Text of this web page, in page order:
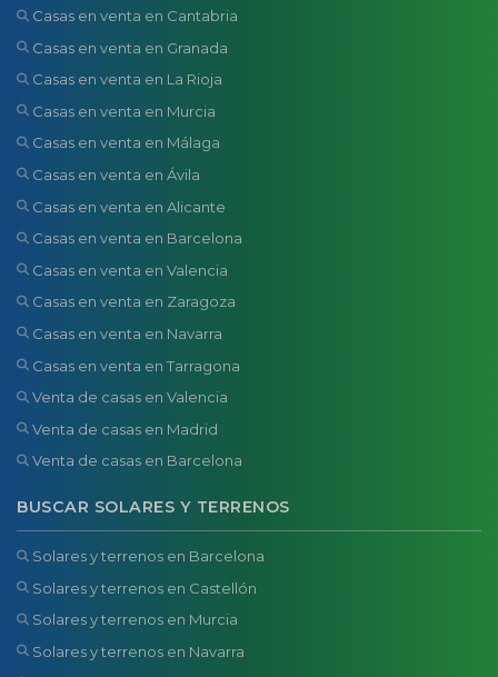
Casas en venta en Cantabria
Casas en venta en Granada
Casas en venta en La Rioja
Casas en venta en Murcia
Casas en venta en Málaga
Casas en venta en Ávila
Casas en venta en Alicante
Casas en venta en Barcelona
Casas en venta en Valencia
Casas en venta en Zaragoza
Casas en venta en Navarra
Casas en venta en Tarragona
Venta de casas en Valencia
Venta de casas en Madrid
Venta de casas en Barcelona
BUSCAR SOLARES Y TERRENOS
Solares y terrenos en Barcelona
Solares y terrenos en Castellón
Solares y terrenos en Murcia
Solares y terrenos en Navarra